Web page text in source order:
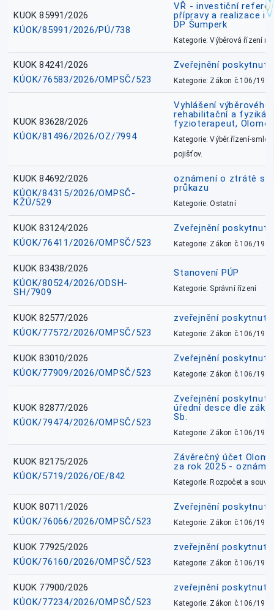
KUOK 85991/2026
KÚOK/85991/2026/PÚ/738
VŘ - investiční
přípravy a realizace
DP Šumperk
Kategorie: Výběrová řízení
KUOK 84241/2026
KÚOK/76583/2026/OMPSČ/523
Zveřejnění
Kategorie: Zákon č.106/1999
KUOK 83628/2026
KÚOK/81496/2026/OZ/7994
Vyhlášení
rehabilitační a
fyzioterapeut,
Kategorie: Výběr.řízení-
pojišťov.
KUOK 84692/2026
KÚOK/84315/2026/OMPSČ-
KŽÚ/529
oznámení o ztrátě
průkazu
Kategorie: Ostatní
KUOK 83124/2026
KÚOK/76411/2026/OMPSČ/523
Zveřejnění
Kategorie: Zákon č.106/1999
KUOK 83438/2026
KÚOK/80524/2026/ODSH-
SH/7909
Stanovení PÚP
Kategorie: Správní řízení
KUOK 82577/2026
KÚOK/77572/2026/OMPSČ/523
zveřejnění
Kategorie: Zákon č.106/1999
KUOK 83010/2026
KÚOK/77909/2026/OMPSČ/523
Zveřejnění
Kategorie: Zákon č.106/1999
KUOK 82877/2026
KÚOK/79474/2026/OMPSČ/523
Zveřejnění
úřední desce dle
Sb.
Kategorie: Zákon č.106/1999
KUOK 82175/2026
KÚOK/5719/2026/OE/842
Závěrečný účet
za rok 2025 -
Kategorie: Rozpočet a
KUOK 80711/2026
KÚOK/76066/2026/OMPSČ/523
Zveřejnění
Kategorie: Zákon č.106/1999
KUOK 77925/2026
KÚOK/76160/2026/OMPSČ/523
zveřejnění
Kategorie: Zákon č.106/1999
KUOK 77900/2026
KÚOK/77234/2026/OMPSČ/523
zveřejnění
Kategorie: Zákon č.106/1999